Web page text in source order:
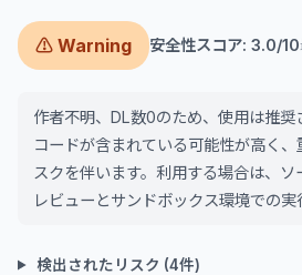
⚠ Warning 安全性スコア: 3.0/10
作者不明、DL数0のため、使用は推奨
コードが含まれている可能性が高く、
スクを伴います。利用する場合は、ソ
レビューとサンドボックス環境での実
検出されたリスク (4件)